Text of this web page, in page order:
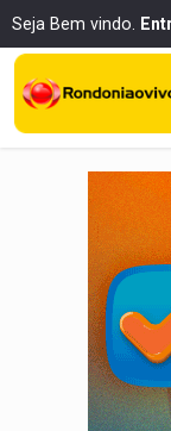
Seja Bem vindo.